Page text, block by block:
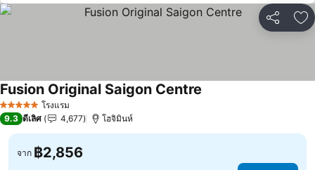
แชร์ เ
5 ดาว โรงแรม
Fusion Original Saigon Centre
9.3 ดีเลิศ 4,677 โฮจิมินห์
จาก ฿2,856